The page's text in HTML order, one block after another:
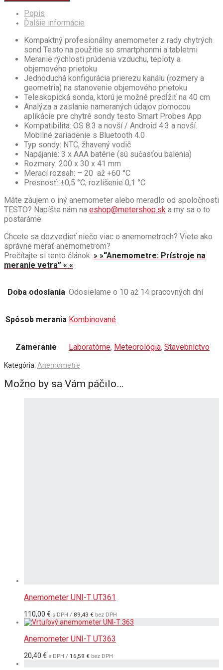
Popis
Ďalšie informácie
Kompaktný profesionálny anemometer z rady chytrých
sond Testo na použitie so smartphonmi a tabletmi
Meranie rýchlosti prúdenia vzduchu, teploty a
objemového prietoku
Jednoduchá konfigurácia prierezu kanálu (rozmery a
geometria) na stanovenie objemového prietoku
Teleskopická sonda, ktorú je možné predĺžiť na 40 cm
Analýza a zaslanie nameraných údajov pomocou
aplikácie pre chytré sondy testo Smart Probes App
Kompatibilita: OS 8.3 a novší / Android 4.3 a novší.
Mobilné zariadenie s Bluetooth 4.0
Typ sondy: NTC, žhavený vodič
Napájanie: 3 x AAA batérie (sú sučasťou balenia)
Rozmery: 200 x 30 x 41 mm
Merací rozsah: – 20 až +60 °C
Presnosť: ±0,5 °C, rozlíšenie 0,1 °C
Máte záujem o iný anemometer alebo meradlo od spoločnosti
TESTO? Napíšte nám na eshop@metershop.sk a my sa o to
postaráme
Chcete sa dozvedieť niečo viac o anemometroch? Viete ako
správne merať anemometrom?
Prečítajte si tento článok: » »“Anemometre: Prístroje na
meranie vetra” « «
Doba odoslania Odosielame o 10 až 14 pracovných dní
Spôsob merania Kombinované
Zameranie Laboratórne, Meteorológia, Stavebníctvo
Kategória: Anemometre
Možno by sa Vám páčilo…
Anemometer UNI-T UT361
110,00 € s DPH / 89,43 € bez DPH
Anemometer UNI-T UT363
20,40 € s DPH / 16,59 € bez DPH